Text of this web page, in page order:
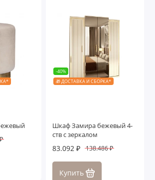
-40%
🎁 ДОСТАВКА И СБОРКА*
Шкаф Замира бежевый 4-
ств с зеркалом
83.092 ₽ 138.486 ₽
Купить